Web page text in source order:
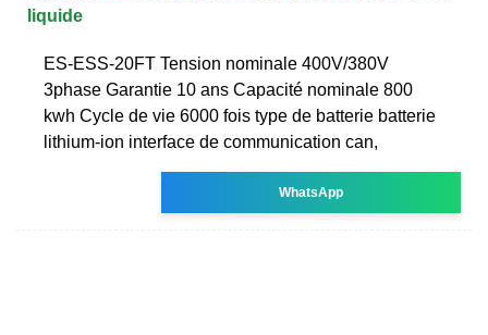
liquide
ES-ESS-20FT Tension nominale 400V/380V
3phase Garantie 10 ans Capacité nominale 800
kwh Cycle de vie 6000 fois type de batterie batterie
lithium-ion interface de communication can,
WhatsApp